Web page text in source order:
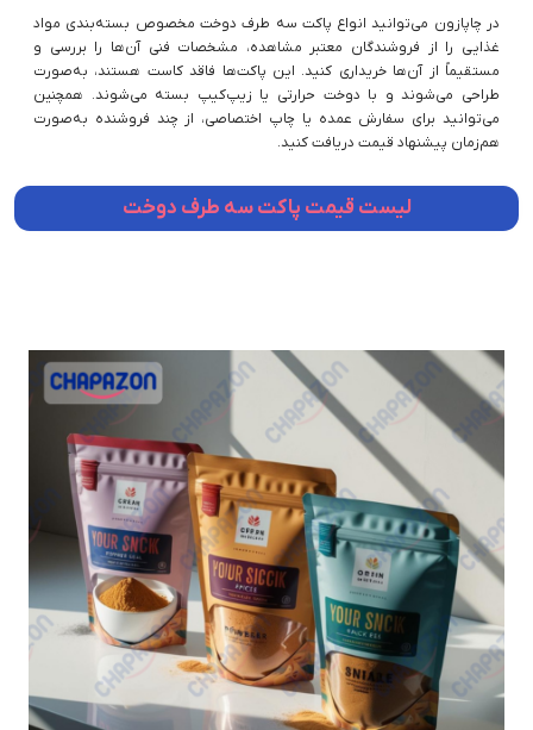
در چاپازون می‌توانید انواع پاکت سه طرف دوخت مخصوص بسته‌بندی مواد
غذایی را از فروشندگان معتبر مشاهده، مشخصات فنی آن‌ها را بررسی و
مستقیماً از آن‌ها خریداری کنید. این پاکت‌ها فاقد کاست هستند، به‌صورت
طراحی می‌شوند و با دوخت حرارتی یا زیپ‌کیپ بسته می‌شوند. همچنین
می‌توانید برای سفارش عمده یا چاپ اختصاصی، از چند فروشنده به‌صورت
هم‌زمان پیشنهاد قیمت دریافت کنید.
لیست قیمت پاکت سه طرف دوخت